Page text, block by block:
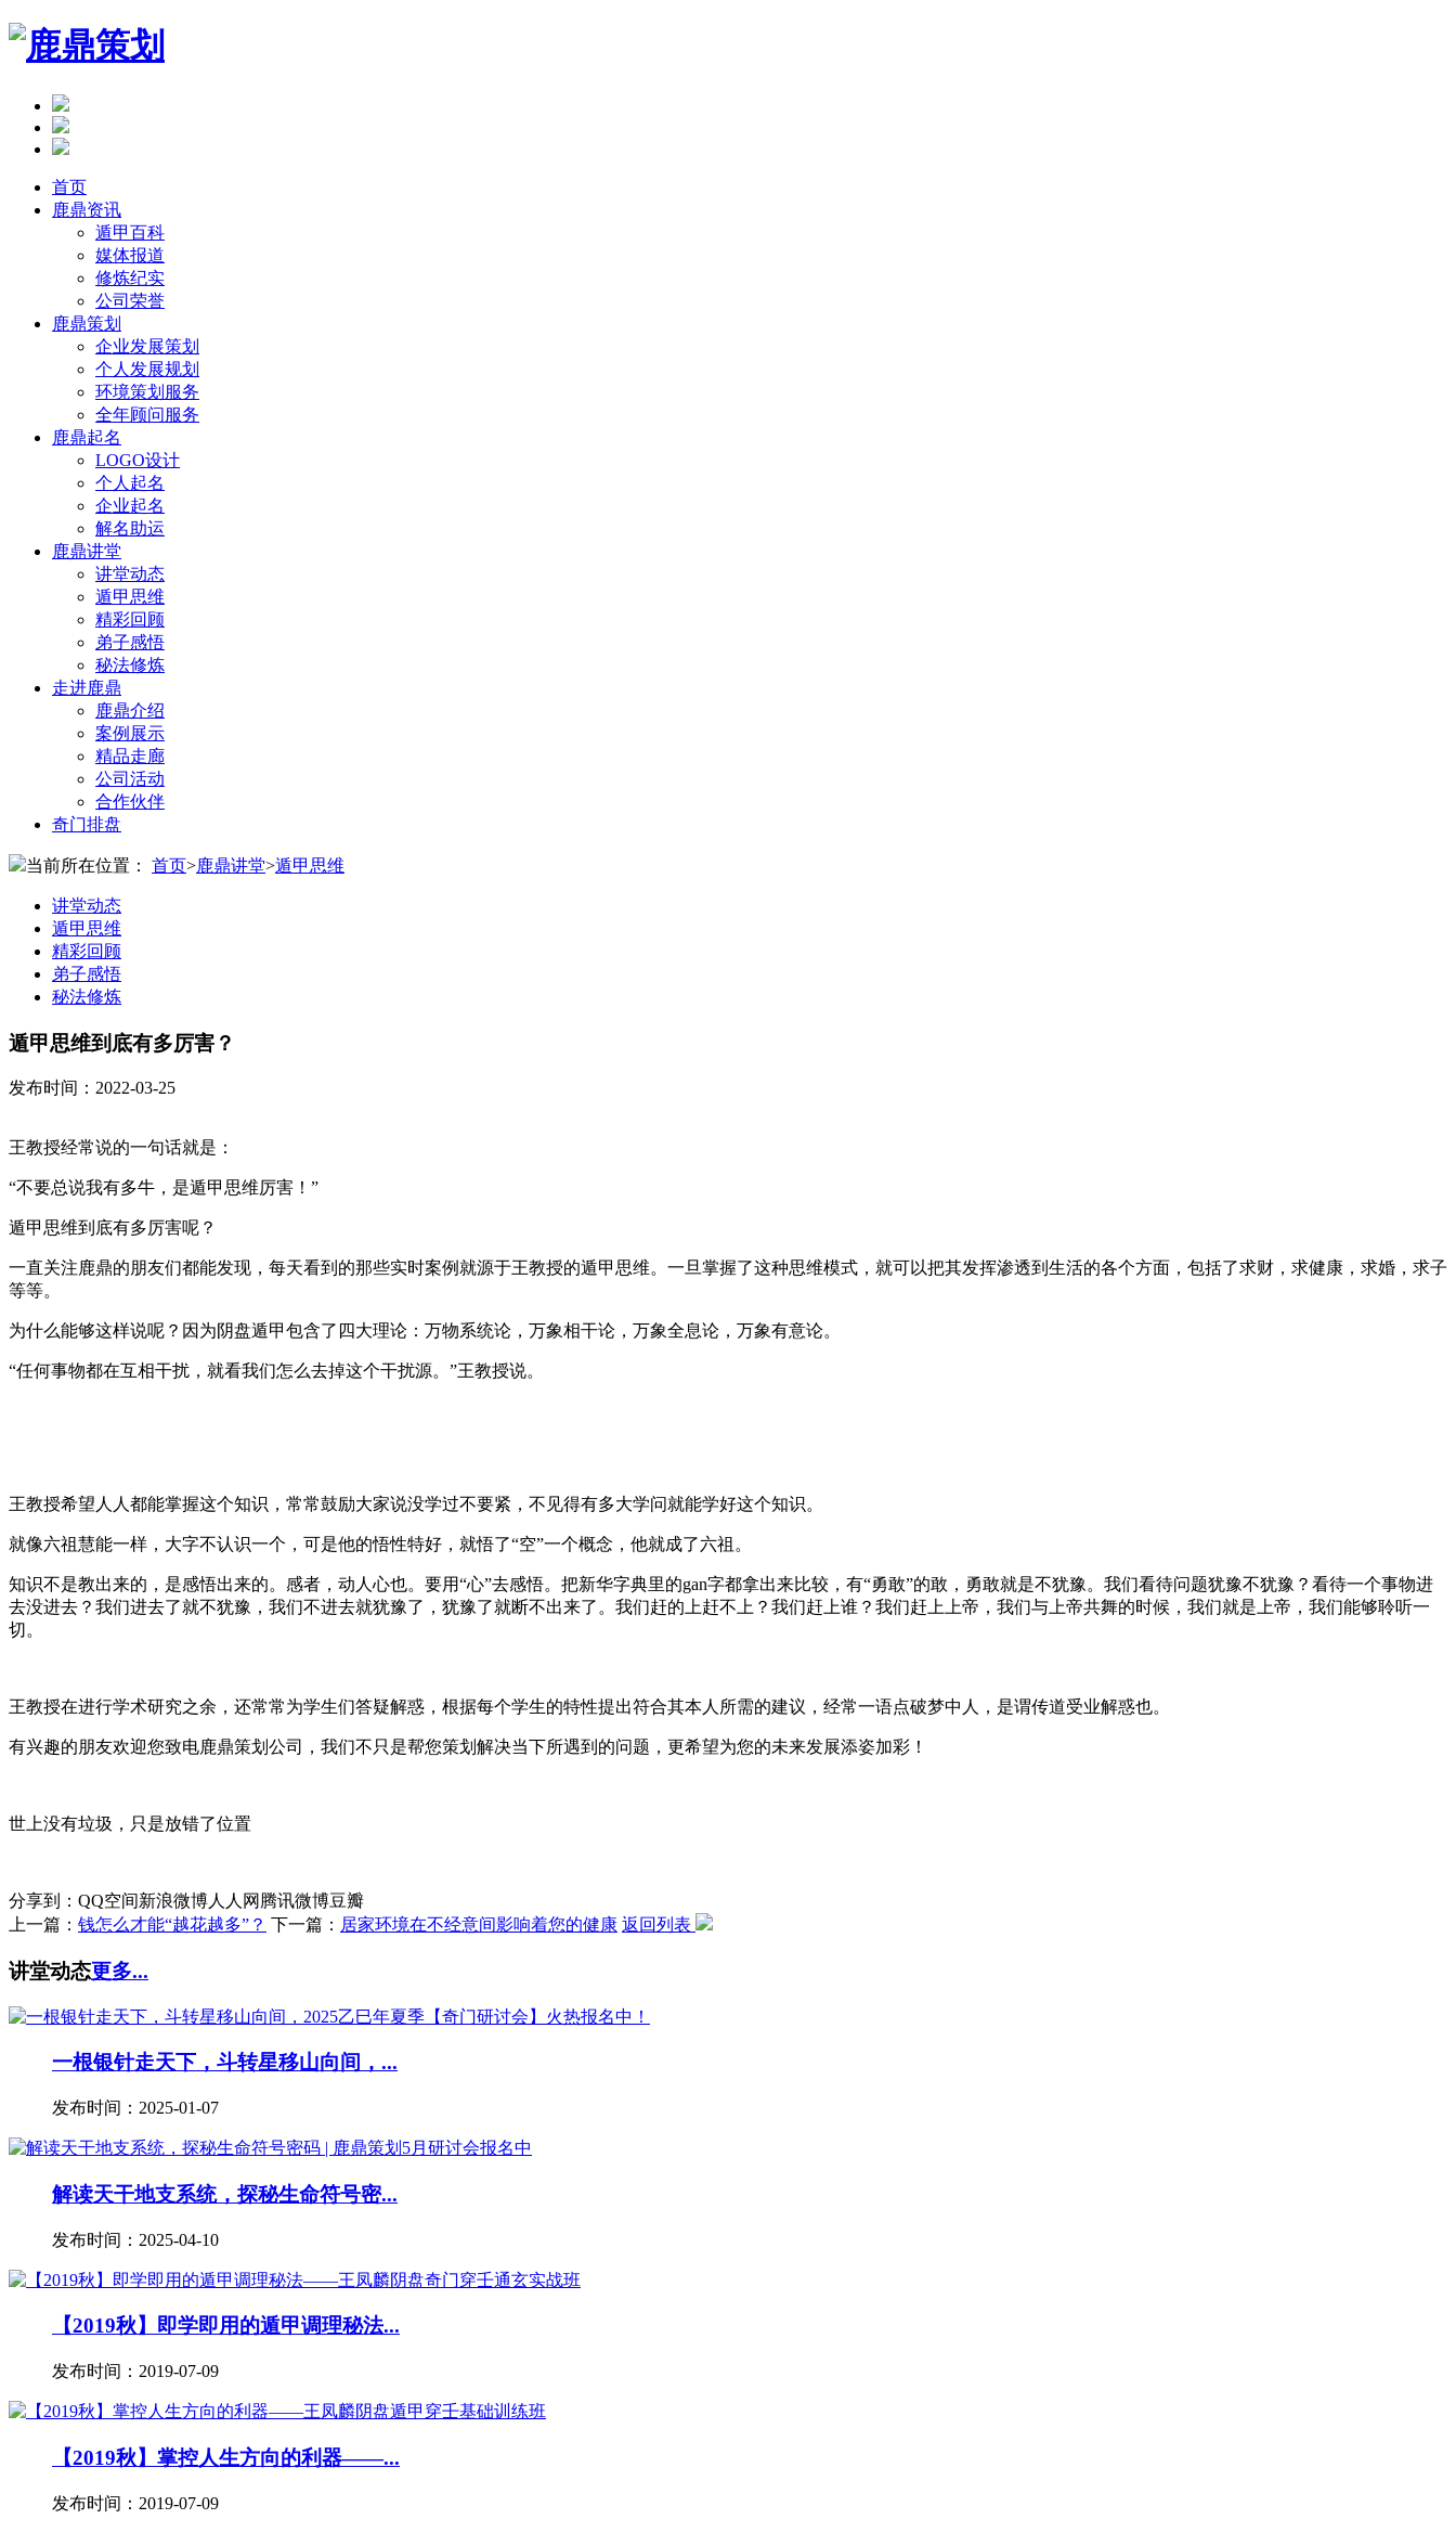
首页
鹿鼎资讯
遁甲百科
媒体报道
修炼纪实
公司荣誉
鹿鼎策划
企业发展策划
个人发展规划
环境策划服务
全年顾问服务
鹿鼎起名
LOGO设计
个人起名
企业起名
解名助运
鹿鼎讲堂
讲堂动态
遁甲思维
精彩回顾
弟子感悟
秘法修炼
走进鹿鼎
鹿鼎介绍
案例展示
精品走廊
公司活动
合作伙伴
奇门排盘
当前所在位置： 首页>鹿鼎讲堂>遁甲思维
讲堂动态
遁甲思维
精彩回顾
弟子感悟
秘法修炼
遁甲思维到底有多厉害？
发布时间：2022-03-25
王教授经常说的一句话就是：
“不要总说我有多牛，是遁甲思维厉害！”
遁甲思维到底有多厉害呢？
一直关注鹿鼎的朋友们都能发现，每天看到的那些实时案例就源于王教授的遁甲思维。一旦掌握了这种思维模式，就可以把其发挥渗透到生活的各个方面，包括了求财，求健康，求婚，求子
等等。
为什么能够这样说呢？因为阴盘遁甲包含了四大理论：万物系统论，万象相干论，万象全息论，万象有意论。
“任何事物都在互相干扰，就看我们怎么去掉这个干扰源。”王教授说。
王教授希望人人都能掌握这个知识，常常鼓励大家说没学过不要紧，不见得有多大学问就能学好这个知识。
就像六祖慧能一样，大字不认识一个，可是他的悟性特好，就悟了“空”一个概念，他就成了六祖。
知识不是教出来的，是感悟出来的。感者，动人心也。要用“心”去感悟。把新华字典里的gan字都拿出来比较，有“勇敢”的敢，勇敢就是不犹豫。我们看待问题犹豫不犹豫？看待一个事物进
去没进去？我们进去了就不犹豫，我们不进去就犹豫了，犹豫了就断不出来了。我们赶的上赶不上？我们赶上谁？我们赶上上帝，我们与上帝共舞的时候，我们就是上帝，我们能够聆听一
切。
王教授在进行学术研究之余，还常常为学生们答疑解惑，根据每个学生的特性提出符合其本人所需的建议，经常一语点破梦中人，是谓传道受业解惑也。
有兴趣的朋友欢迎您致电鹿鼎策划公司，我们不只是帮您策划解决当下所遇到的问题，更希望为您的未来发展添姿加彩！
世上没有垃圾，只是放错了位置
分享到： QQ空间新浪微博人人网 腾讯微博豆瓣
上一篇： 钱怎么才能“越花越多”？ 下一篇： 居家环境在不经意间影响着您的健康 返回列表
讲堂动态更多...
一根银针走天下，斗转星移山向间，...
发布时间：2025-01-07
解读天干地支系统，探秘生命符号密...
发布时间：2025-04-10
【2019秋】即学即用的遁甲调理秘法...
发布时间：2019-07-09
【2019秋】掌控人生方向的利器——...
发布时间：2019-07-09